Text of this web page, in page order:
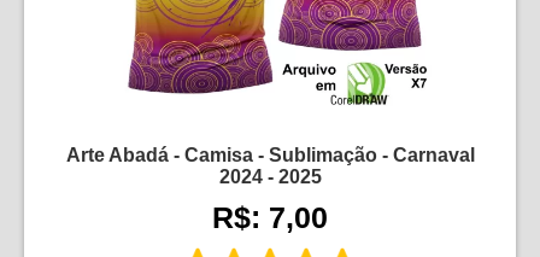
Arte Abadá - Camisa - Sublimação - Carnaval
2024 - 2025
R$: 7,00